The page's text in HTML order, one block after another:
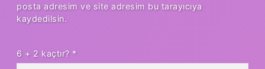
posta adresim ve site adresim bu tarayıcıya
kaydedilsin.
6 + 2 kaçtır? *